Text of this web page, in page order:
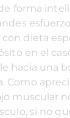
forma
dieta
en el
hacia una
Como
muscular
si no